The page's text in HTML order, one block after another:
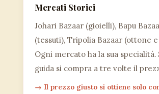
Mercati Storici
Johari Bazaar (gioielli), Bapu
(tessuti), Tripolia Bazaar (ottone e
Ogni mercato ha la sua specialità.
guida si compra a tre volte il
→ Il prezzo giusto si ottiene solo